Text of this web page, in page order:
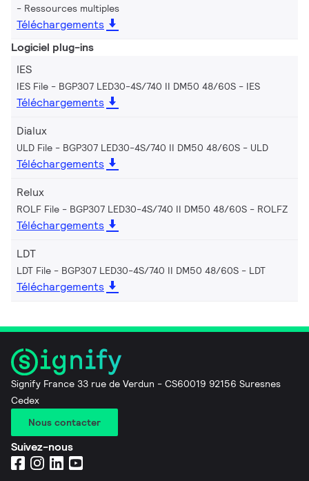
Ressources multiples
Téléchargements
Logiciel plug-ins
IES
IES File - BGP307 LED30-4S/740 II DM50 48/60S IES
Téléchargements
Dialux
ULD File - BGP307 LED30-4S/740 II DM50 48/60S ULD
Téléchargements
Relux
ROLF File - BGP307 LED30-4S/740 II DM50 48/60S ROLFZ
Téléchargements
LDT
LDT File - BGP307 LED30-4S/740 II DM50 48/60S LDT
Téléchargements
Signify France 33 rue de Verdun - CS60019 92156 Suresnes
Cedex
Nous contacter
Suivez-nous